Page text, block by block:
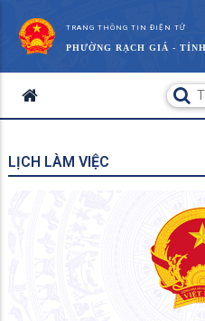
TRANG THÔNG TIN ĐIỆN TỬ
PHƯỜNG RẠCH GIÁ -
LỊCH LÀM VIỆC